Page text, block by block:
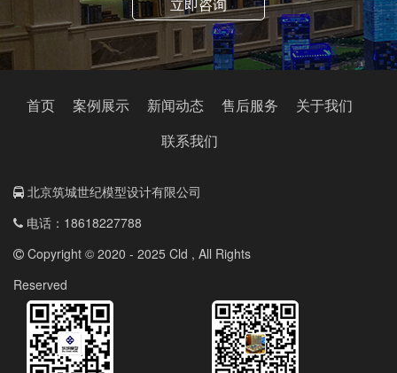
首页 案例展示 新闻动态 售后服务
关于我们
联系我们
北京筑城世纪模型设计有限公司
电话：18618227788
Copyright © 2020 - 2025 Cld , All Rights
Reserved